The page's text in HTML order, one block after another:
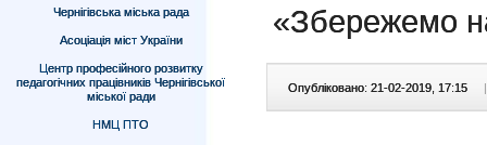
Чернігівська міська рада
Асоціація міст України
Центр професійного розвитку
педагогічних працівників Чернігівської
міської ради
НМЦ ПТО
«Збережемо
Опубліковано: 21-02-2019, 17:15 |